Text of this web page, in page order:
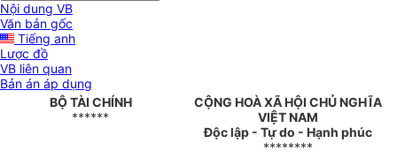
Nội dung VB
Văn bản gốc
Tiếng anh
Lược đồ
VB liên quan
Bản án áp dụng
BỘ TÀI CHÍNH
******
CỘNG HOÀ XÃ HỘI CHỦ NGHĨA
VIỆT NAM
Độc lập - Tự do - Hạnh phúc
********